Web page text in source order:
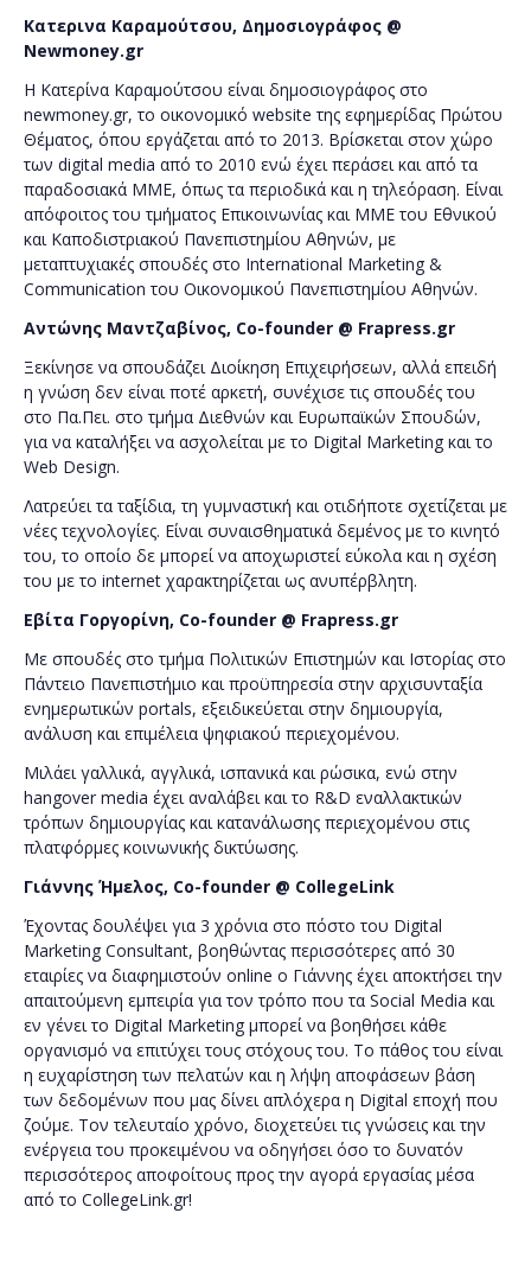
Κατερινα Καραμούτσου, Δημοσιογράφος @
Newmoney.gr
Η Κατερίνα Καραμούτσου είναι δημοσιογράφος στο
newmoney.gr, το οικονομικό website της εφημερίδας Πρώτου
Θέματος, όπου εργάζεται από το 2013. Βρίσκεται στον χώρο
των digital media από το 2010 ενώ έχει περάσει και από τα
παραδοσιακά ΜΜΕ, όπως τα περιοδικά και η τηλεόραση. Είναι
απόφοιτος του τμήματος Επικοινωνίας και ΜΜΕ του Εθνικού
και Καποδιστριακού Πανεπιστημίου Αθηνών, με
μεταπτυχιακές σπουδές στο International Marketing &
Communication του Οικονομικού Πανεπιστημίου Αθηνών.
Αντώνης Μαντζαβίνος, Co-founder @ Frapress.gr
Ξεκίνησε να σπουδάζει Διοίκηση Επιχειρήσεων, αλλά επειδή
η γνώση δεν είναι ποτέ αρκετή, συνέχισε τις σπουδές του
στο Πα.Πει. στο τμήμα Διεθνών και Ευρωπαϊκών Σπουδών,
για να καταλήξει να ασχολείται με το Digital Marketing και το
Web Design.
Λατρεύει τα ταξίδια, τη γυμναστική και οτιδήποτε σχετίζεται με
νέες τεχνολογίες. Είναι συναισθηματικά δεμένος με το κινητό
του, το οποίο δε μπορεί να αποχωριστεί εύκολα και η σχέση
του με το internet χαρακτηρίζεται ως ανυπέρβλητη.
Εβίτα Γοργορίνη, Co-founder @ Frapress.gr
Με σπουδές στο τμήμα Πολιτικών Επιστημών και Ιστορίας στο
Πάντειο Πανεπιστήμιο και προϋπηρεσία στην αρχισυνταξία
ενημερωτικών portals, εξειδικεύεται στην δημιουργία,
ανάλυση και επιμέλεια ψηφιακού περιεχομένου.
Μιλάει γαλλικά, αγγλικά, ισπανικά και ρώσικα, ενώ στην
hangover media έχει αναλάβει και το R&D εναλλακτικών
τρόπων δημιουργίας και κατανάλωσης περιεχομένου στις
πλατφόρμες κοινωνικής δικτύωσης.
Γιάννης Ήμελος, Co-founder @ CollegeLink
Έχοντας δουλέψει για 3 χρόνια στο πόστο του Digital
Marketing Consultant, βοηθώντας περισσότερες από 30
εταιρίες να διαφημιστούν online ο Γιάννης έχει αποκτήσει την
απαιτούμενη εμπειρία για τον τρόπο που τα Social Media και
εν γένει το Digital Marketing μπορεί να βοηθήσει κάθε
οργανισμό να επιτύχει τους στόχους του. Το πάθος του είναι
η ευχαρίστηση των πελατών και η λήψη αποφάσεων βάση
των δεδομένων που μας δίνει απλόχερα η Digital εποχή που
ζούμε. Τον τελευταίο χρόνο, διοχετεύει τις γνώσεις και την
ενέργεια του προκειμένου να οδηγήσει όσο το δυνατόν
περισσότερος αποφοίτους προς την αγορά εργασίας μέσα
από το CollegeLink.gr!